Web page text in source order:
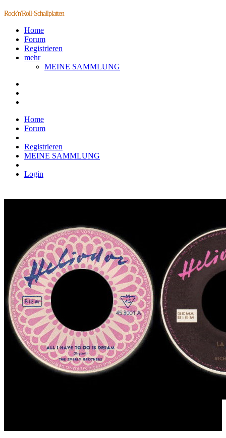
Rock'n'Roll-Schallplatten
Home
Forum
Registrieren
mehr
MEINE SAMMLUNG
Home
Forum
Registrieren
MEINE SAMMLUNG
Login